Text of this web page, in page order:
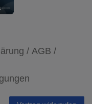
/ AGB /